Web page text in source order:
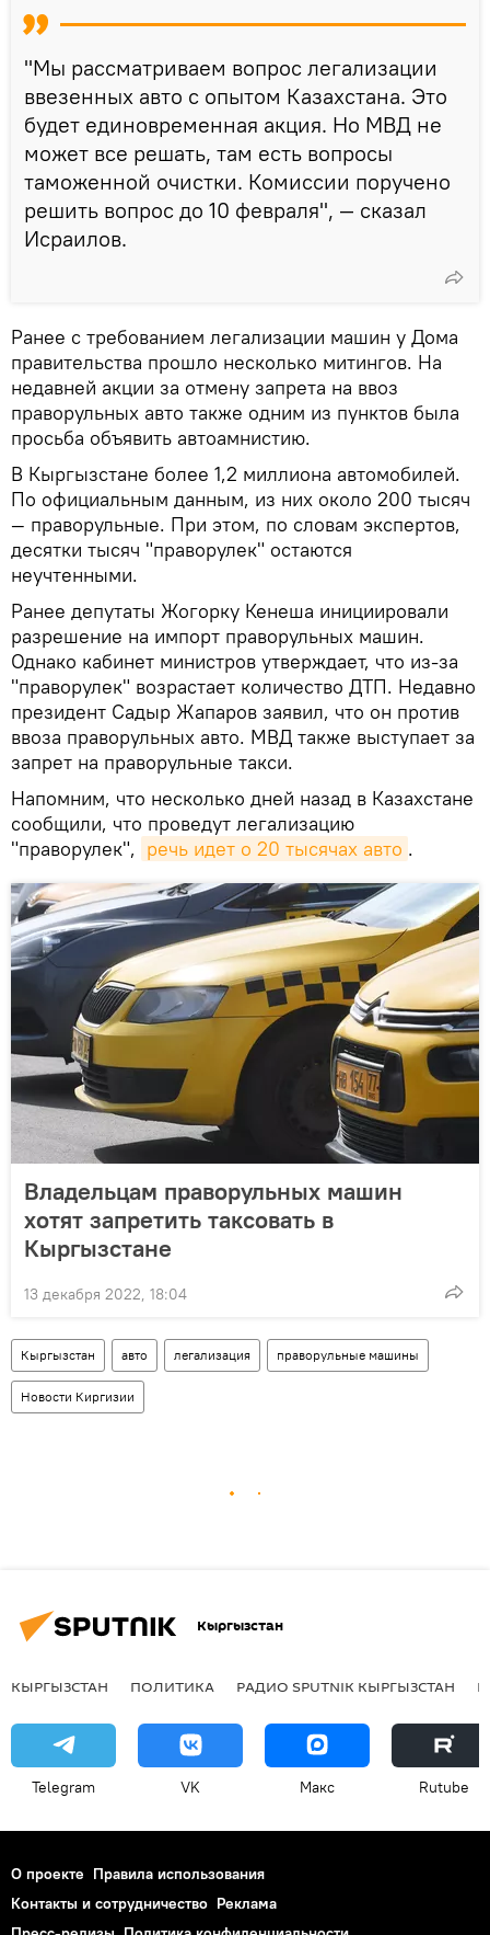
"Мы рассматриваем вопрос легализации
ввезенных авто с опытом Казахстана. Это
будет единовременная акция. Но МВД не
может все решать, там есть вопросы
таможенной очистки. Комиссии поручено
решить вопрос до 10 февраля", — сказал
Исраилов.
Ранее с требованием легализации машин у Дома
правительства прошло несколько митингов. На
недавней акции за отмену запрета на ввоз
праворульных авто также одним из пунктов была
просьба объявить автоамнистию.
В Кыргызстане более 1,2 миллиона автомобилей.
По официальным данным, из них около 200 тысяч
— праворульные. При этом, по словам экспертов,
десятки тысяч "праворулек" остаются
неучтенными.
Ранее депутаты Жогорку Кенеша инициировали
разрешение на импорт праворульных машин.
Однако кабинет министров утверждает, что из-за
"праворулек" возрастает количество ДТП. Недавно
президент Садыр Жапаров заявил, что он против
ввоза праворульных авто. МВД также выступает за
запрет на праворульные такси.
Напомним, что несколько дней назад в Казахстане
сообщили, что проведут легализацию
"праворулек", речь идет о 20 тысячах авто .
Владельцам праворульных машин
хотят запретить таксовать в
Кыргызстане
13 декабря 2022, 18:04
Кыргызстан авто легализация праворульные машины
Новости Киргизии
Кыргызстан
КЫРГЫЗСТАН ПОЛИТИКА РАДИО SPUTNIK КЫРГЫЗСТАН
Telegram VK Макс Rutube
О проекте Правила использования
Контакты и сотрудничество Реклама